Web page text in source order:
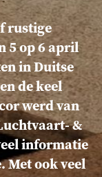
rustige
5 op 6 april
in Duitse
de keel
werd van
&
informatie
Met ook veel